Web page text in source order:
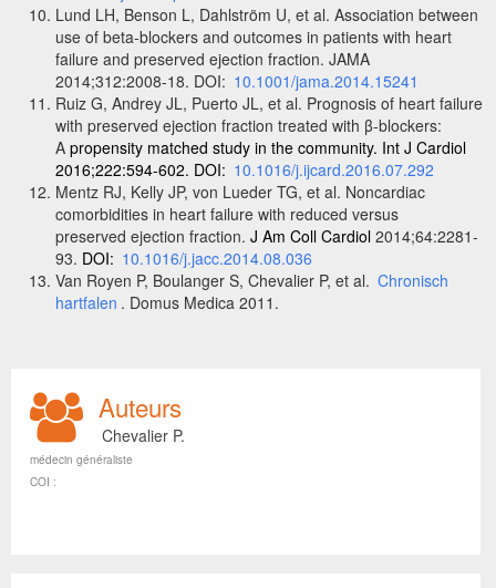
Lund LH, Benson L, Dahlström U, et al. Association between
use of beta-blockers and outcomes in patients with heart
failure and preserved ejection fraction. JAMA
2014;312:2008-18. DOI: 10.1001/jama.2014.15241
Ruiz G, Andrey JL, Puerto JL, et al. Prognosis of heart failure
with preserved ejection fraction treated with β-blockers:
A propensity matched study in the community. Int J Cardiol
2016;222:594-602. DOI: 10.1016/j.ijcard.2016.07.292
Mentz RJ, Kelly JP, von Lueder TG, et al. Noncardiac
comorbidities in heart failure with reduced versus
preserved ejection fraction. J Am Coll Cardiol 2014;64:2281-
93. DOI: 10.1016/j.jacc.2014.08.036
Van Royen P, Boulanger S, Chevalier P, et al. Chronisch
hartfalen . Domus Medica 2011.
Auteurs
Chevalier P.
médecin généraliste
COI :